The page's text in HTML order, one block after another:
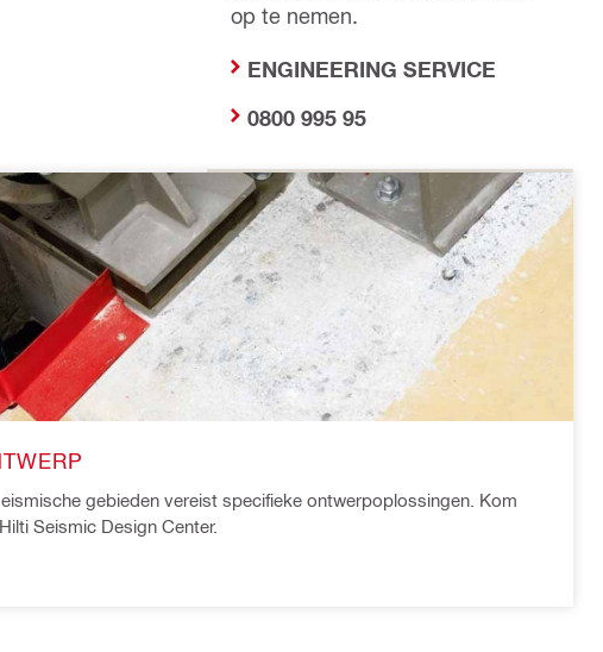
op te nemen.
ENGINEERING SERVICE
0800 995 95
gebieden vereist specifieke ontwerpoplossingen. Kom
Seismic Design Center.